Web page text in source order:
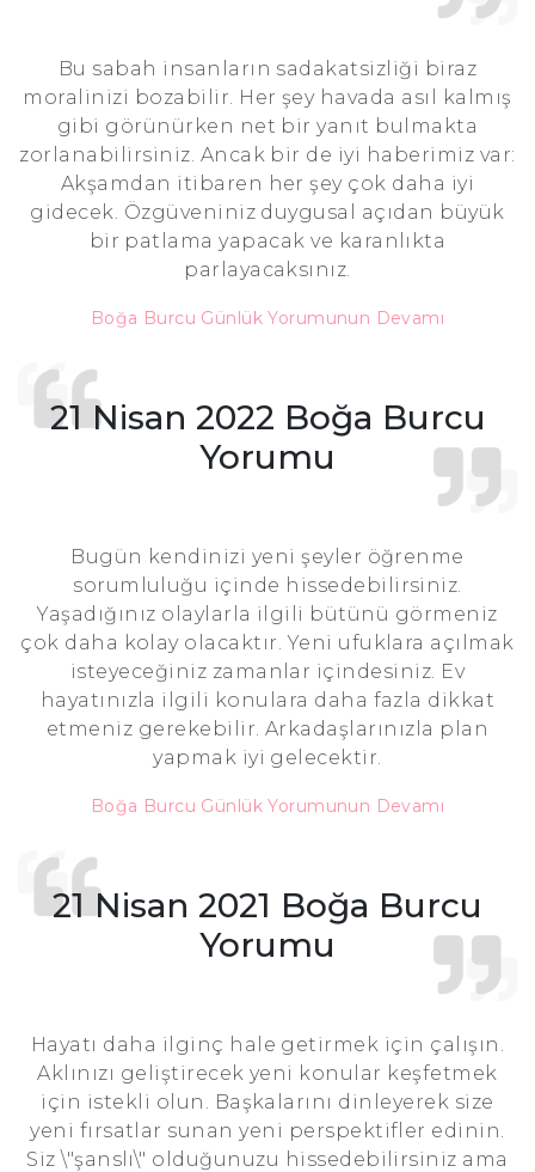
Bu sabah insanların sadakatsizliği biraz
moralinizi bozabilir. Her şey havada asıl kalmış
gibi görünürken net bir yanıt bulmakta
zorlanabilirsiniz. Ancak bir de iyi haberimiz var:
Akşamdan itibaren her şey çok daha iyi
gidecek. Özgüveniniz duygusal açıdan büyük
bir patlama yapacak ve karanlıkta
parlayacaksınız.
Boğa Burcu Günlük Yorumunun Devamı
21 Nisan 2022 Boğa Burcu
Yorumu
Bugün kendinizi yeni şeyler öğrenme
sorumluluğu içinde hissedebilirsiniz.
Yaşadığınız olaylarla ilgili bütünü görmeniz
çok daha kolay olacaktır. Yeni ufuklara açılmak
isteyeceğiniz zamanlar içindesiniz. Ev
hayatınızla ilgili konulara daha fazla dikkat
etmeniz gerekebilir. Arkadaşlarınızla plan
yapmak iyi gelecektir.
Boğa Burcu Günlük Yorumunun Devamı
21 Nisan 2021 Boğa Burcu
Yorumu
Hayatı daha ilginç hale getirmek için çalışın.
Aklınızı geliştirecek yeni konular keşfetmek
için istekli olun. Başkalarını dinleyerek size
yeni fırsatlar sunan yeni perspektifler edinin.
Siz \"şanslı\" olduğunuzu hissedebilirsiniz ama